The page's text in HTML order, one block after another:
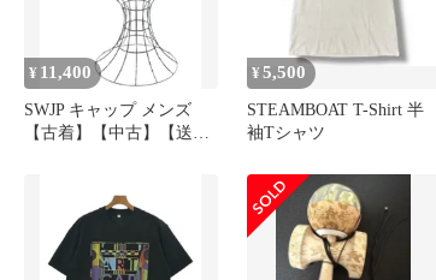
¥ 11,400
SWJP キャップ メンズ
【古着】【中古】【送料
¥5,500
STEAMBOAT T-Shirt 半
袖Tシャツ